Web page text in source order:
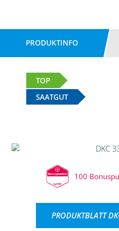
PRODUKTINFO
TOP
SAATGUT
100
PRODUKTBLATT